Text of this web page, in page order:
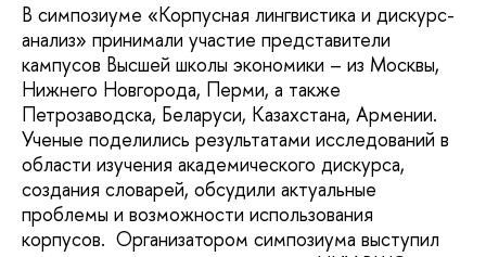
В симпозиуме «Корпусная лингвистика и дискурс-
анализ» принимали участие представители
кампусов Высшей школы экономики – из Москвы,
Нижнего Новгорода, Перми, а также
Петрозаводска, Беларуси, Казахстана, Армении.
Ученые поделились результатами исследований в
области изучения академического дискурса,
создания словарей, обсудили актуальные
проблемы и возможности использования
корпусов. Организатором симпозиума выступил